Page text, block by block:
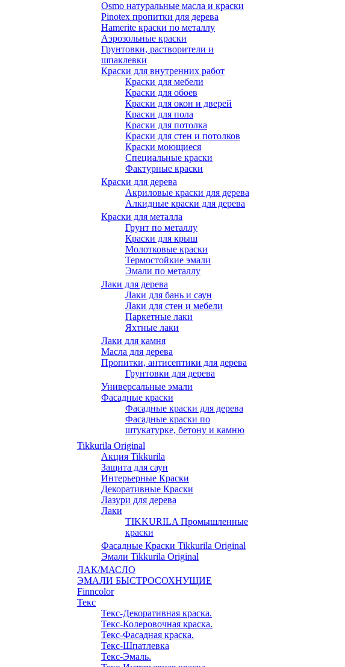
Osmo натуральные масла и краски
Pinotex пропитки для дерева
Hamerite краски по металлу
Аэрозольные краски
Грунтовки, растворители и
шпаклевки
Краски для внутренних работ
Краски для мебели
Краски для обоев
Краски для окон и дверей
Краски для пола
Краски для потолка
Краски для стен и потолков
Краски моющиеся
Специальные краски
Фактурные краски
Краски для дерева
Акриловые краски для дерева
Алкидные краски для дерева
Краски для металла
Грунт по металлу
Краски для крыш
Молотковые краски
Термостойкие эмали
Эмали по металлу
Лаки для дерева
Лаки для бань и саун
Лаки для стен и мебели
Паркетные лаки
Яхтные лаки
Лаки для камня
Масла для дерева
Пропитки, антисептики для дерева
Грунтовки для дерева
Универсальные эмали
Фасадные краски
Фасадные краски для дерева
Фасадные краски по
штукатурке, бетону и камню
Tikkurila Original
Акция Tikkurila
Защита для саун
Интерьерные Краски
Декоративные Краски
Лазури для дерева
Лаки
TIKKURILA Промышленные
краски
Фасадные Краски Tikkurila Original
Эмали Tikkurila Original
ЛАК/МАСЛО
ЭМАЛИ БЫСТРОСОХНУЩИЕ
Finncolor
Текс
Текс-Декоративная краска.
Текс-Колеровочная краска.
Текс-Фасадная краска.
Текс-Шпатлевка
Текс-Эмаль.